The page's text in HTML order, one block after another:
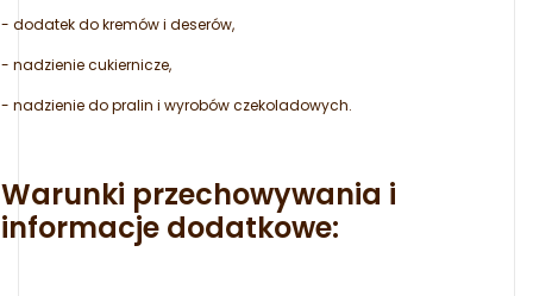
- dodatek do kremów i deserów,
- nadzienie cukiernicze,
- nadzienie do pralin i wyrobów czekoladowych.
Warunki przechowywania i
informacje dodatkowe: